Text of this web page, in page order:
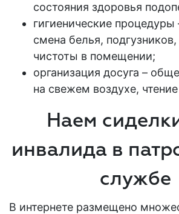
состояния здоровья
гигиенические процедуры
смена белья,
чистоты в помещении;
организация досуга –
на свежем воздухе,
Наем
инвалида в
службе
В интернете размещено